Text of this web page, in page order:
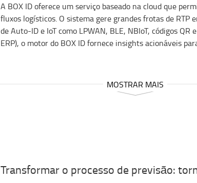
A BOX ID oferece um serviço baseado na cloud que
fluxos logísticos. O sistema gere grandes frotas de RTP
de Auto-ID e IoT como LPWAN, BLE, NBIoT, códigos
ERP), o motor do BOX ID fornece insights acionáveis
MOSTRAR MAIS
Transformar o processo de previsão: